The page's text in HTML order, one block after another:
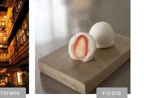
TOWN FOOD